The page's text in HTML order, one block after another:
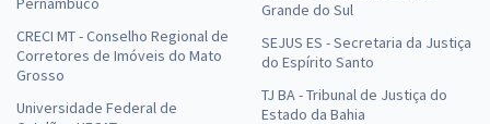
CRECI MT - Conselho Regional de
Corretores de Imóveis do Mato
Grosso
Universidade Federal de
Grande do Sul
SEJUS ES - Secretaria da Justiça
do Espírito Santo
TJ BA - Tribunal de Justiça do
Estado da Bahia